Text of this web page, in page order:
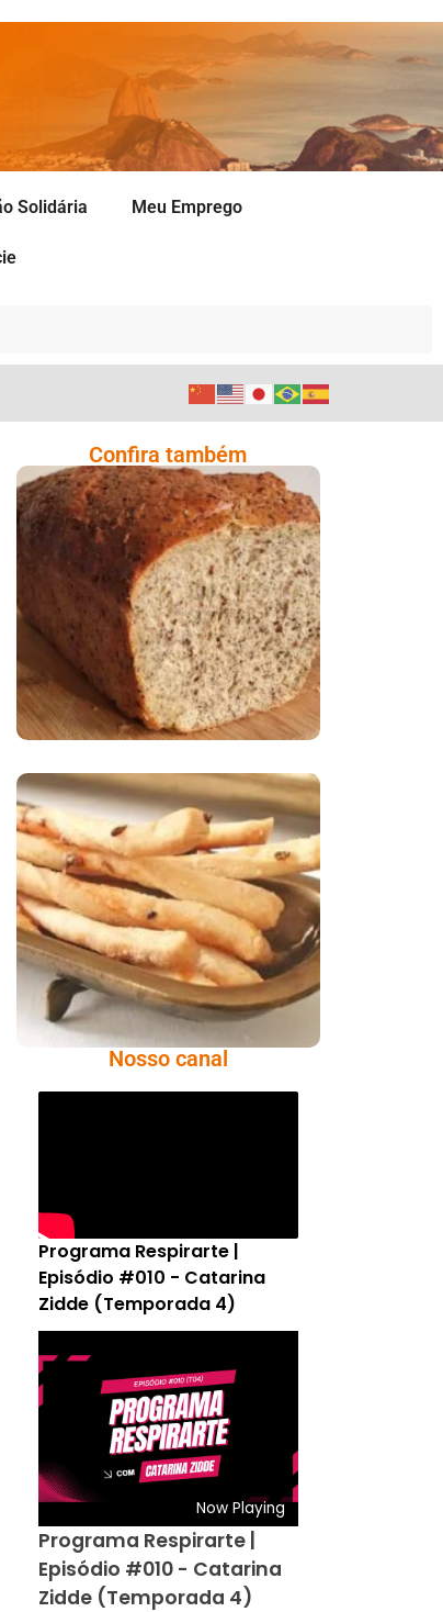
Solidária Meu Emprego
Confira também
Comer Bem: Pão Low
Carb
Comer Bem:
Palitinhos De Cebola
E Salsa
Nosso canal
Programa Respirarte |
Episódio #010 - Catarina
Zidde (Temporada 4)
Now Playing
Programa Respirarte |
Episódio #010 - Catarina
Zidde (Temporada 4)